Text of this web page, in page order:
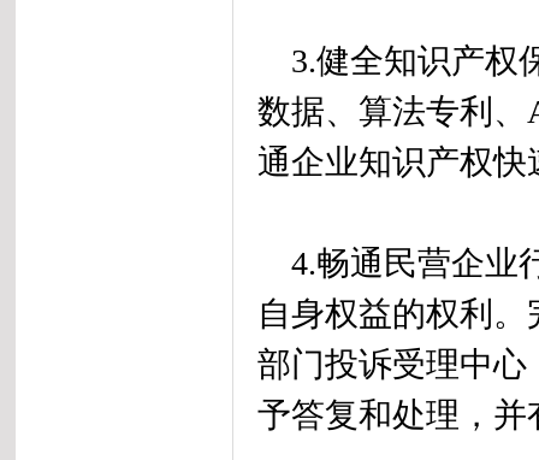
3.健全知识产权
数据、算法专利
通企业知识产权快
4.畅通民营企业
自身权益的权利
部门投诉受理中心
予答复和处理，